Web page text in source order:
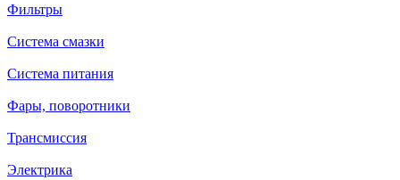
Фильтры
Система смазки
Система питания
Фары, поворотники
Трансмиссия
Электрика